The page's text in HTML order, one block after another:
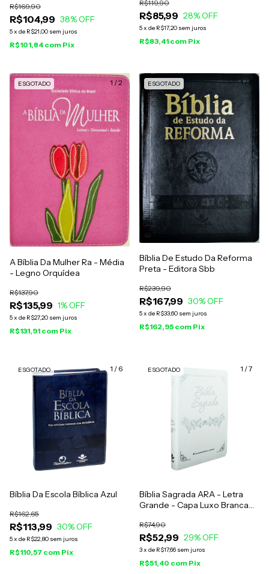
R$104,99
R$169,90
38% OFF
5x de R$21,00 sem juros
R$101,84 com Pix
R$85,99
R$119,90
28% OFF
5x de R$17,20 sem juros
R$83,41 com Pix
1 /2
ESGOTADO
A Bíblia Da Mulher Ra - Média
- Legno Orquídea
R$135,99
R$137,90
1% OFF
5x de R$27,20 sem juros
R$131,91 com Pix
1/3
ESGOTADO
Bíblia De Estudo Da Reforma
Preta - Editora Sbb
R$167,99
R$239,90
30% OFF
5x de R$33,60 sem juros
R$162,95 com Pix
1 / 6
ESGOTADO
Bíblia Da Escola Bíblica Azul
R$113,99
R$162,65
30% OFF
5x de R$22,80 sem juros
R$110,57 com Pix
1 /7
ESGOTADO
Bíblia Sagrada ARA - Letra
Grande - Capa Luxo Branca
R$52,99
R$74,90
29% OFF
3x de R$17,66 sem juros
R$51,40 com Pix